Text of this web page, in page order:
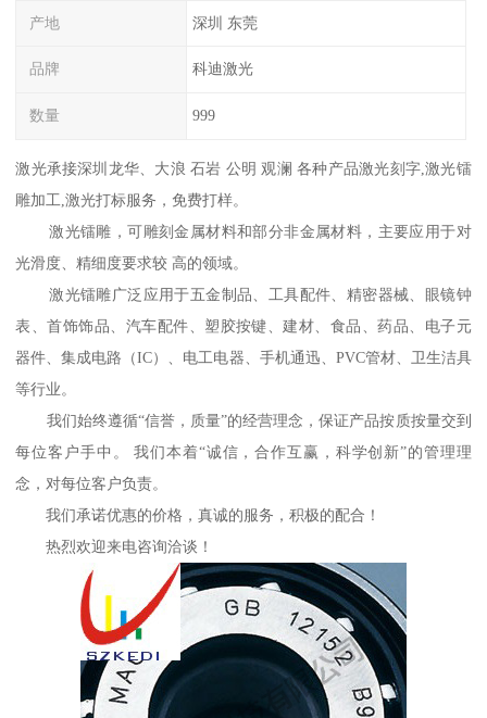
产地 深圳 东莞
品牌 科迪激光
数量 999
激光承接深圳龙华、大浪 石岩 公明 观澜 各种产品激光刻字,激光镭
雕加工,激光打标服务，免费打样。
激光镭雕，可雕刻金属材料和部分非金属材料，主要应用于对
光滑度、精细度要求较 高的领域。
激光镭雕广泛应用于五金制品、工具配件、精密器械、眼镜钟
表、首饰饰品、汽车配件、塑胶按键、建材、食品、药品、电子元
器件、集成电路（IC）、电工电器、手机通迅、PVC管材、卫生洁具
等行业。
我们始终遵循“信誉，质量”的经营理念，保证产品按质按量交到
每位客户手中。 我们本着“诚信，合作互赢，科学创新”的管理理
念，对每位客户负责。
我们承诺优惠的价格，真诚的服务，积极的配合！
热烈欢迎来电咨询洽谈！